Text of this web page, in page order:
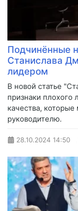
Подчинённые
Станислава
лидером
В новой статье
признаки плохого
качества,
руководителю.
28.10.2024 14:50